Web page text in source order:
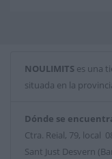
NOULIMITS es una
situada en la
Dónde se
Ctra. Reial, 79, local
Sant Just Desvern